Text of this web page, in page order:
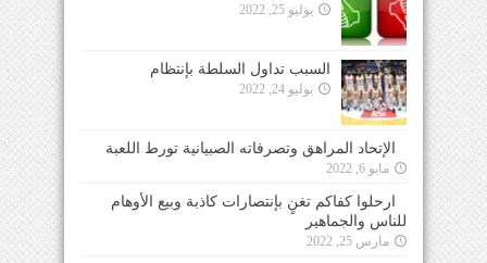
يوليو 25, 2022
السبب تداول السلطة بإنتظام
يوليو 24, 2022
الإتحاد المراهق وتصرفاته الصبيانية تورط اللعبة
مايو 6, 2022
ارحلوا كفاكم تغنٍ بإنتصارات كاذبة وبيع الأوهام
للناس والجماهير
مارس 25, 2022